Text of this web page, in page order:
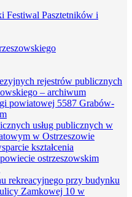
Festiwal Pasztetników i
rejestrów publicznych
– archiwum
powiatowej 5587 Grabów-
usług publicznych w
w Ostrzeszowie
kształcenia
ostrzeszowskim
rekreacyjnego przy budynku
Zamkowej 10 w